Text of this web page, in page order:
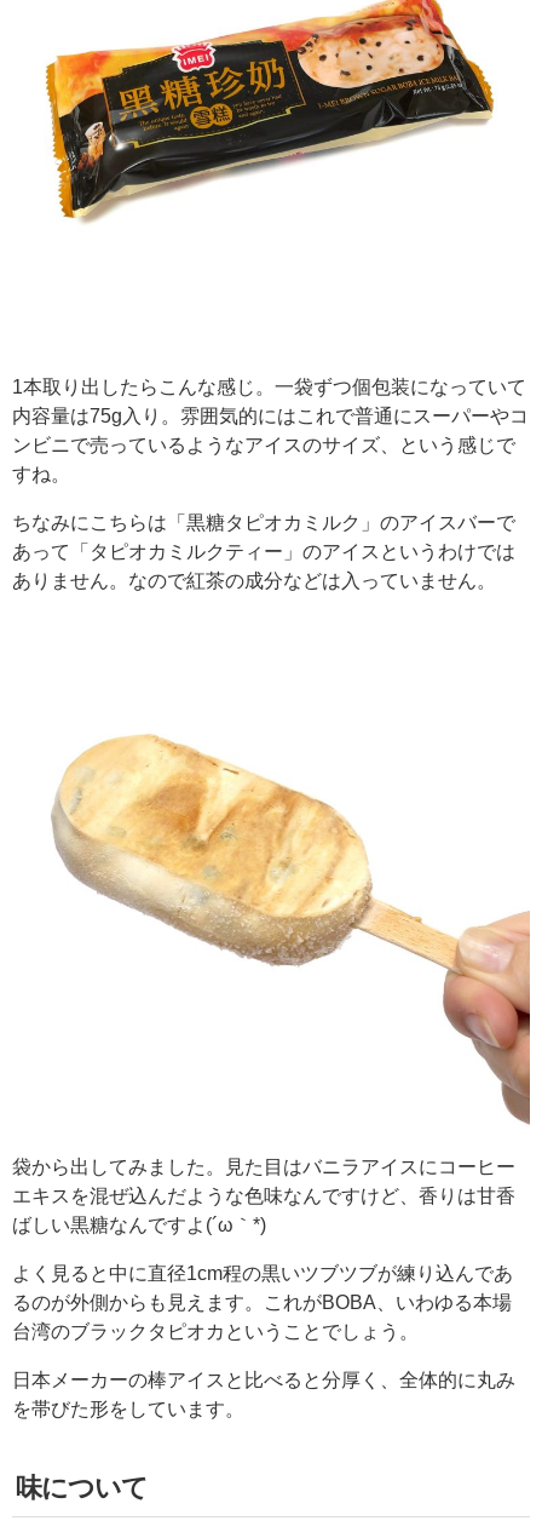
1本取り出したらこんな感じ。一袋ずつ個包装になっていて
内容量は75g入り。雰囲気的にはこれで普通にスーパーやコ
ンビニで売っているようなアイスのサイズ、という感じで
すね。
ちなみにこちらは「黒糖タピオカミルク」のアイスバーで
あって「タピオカミルクティー」のアイスというわけでは
ありません。なので紅茶の成分などは入っていません。
袋から出してみました。見た目はバニラアイスにコーヒー
エキスを混ぜ込んだような色味なんですけど、香りは甘香
ばしい黒糖なんですよ(´ω｀*)
よく見ると中に直径1cm程の黒いツブツブが練り込んであ
るのが外側からも見えます。これがBOBA、いわゆる本場
台湾のブラックタピオカということでしょう。
日本メーカーの棒アイスと比べると分厚く、全体的に丸み
を帯びた形をしています。
味について